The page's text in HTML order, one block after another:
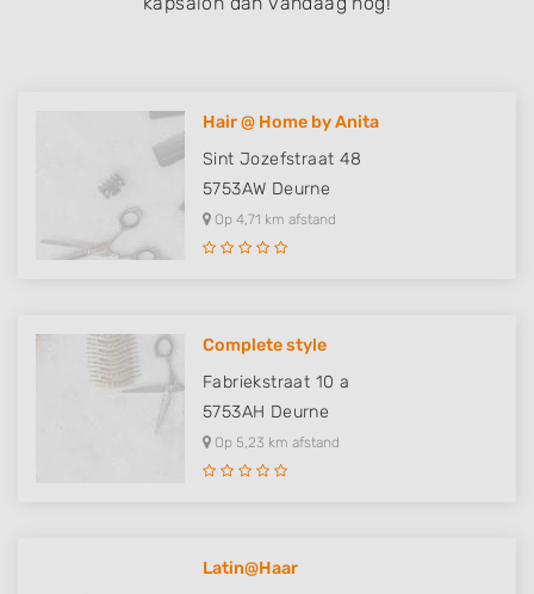
Hair @ Home by Anita
Sint Jozefstraat 48
5753AW Deurne
Op 4,71 km afstand
Complete style
Fabriekstraat 10 a
5753AH Deurne
Op 5,23 km afstand
Latin@Haar